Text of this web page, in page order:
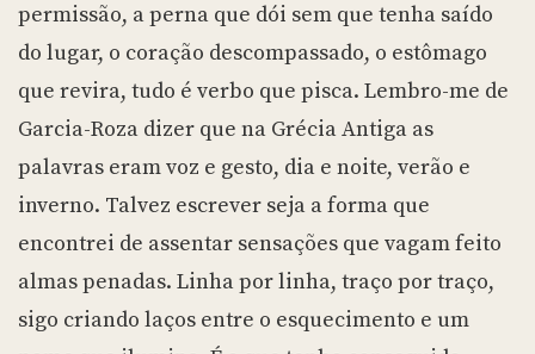
permissão, a perna que dói sem que tenha saído
do lugar, o coração descompassado, o estômago
que revira, tudo é verbo que pisca. Lembro-me de
Garcia-Roza dizer que na Grécia Antiga as
palavras eram voz e gesto, dia e noite, verão e
inverno. Talvez escrever seja a forma que
encontrei de assentar sensações que vagam feito
almas penadas. Linha por linha, traço por traço,
sigo criando laços entre o esquecimento e um